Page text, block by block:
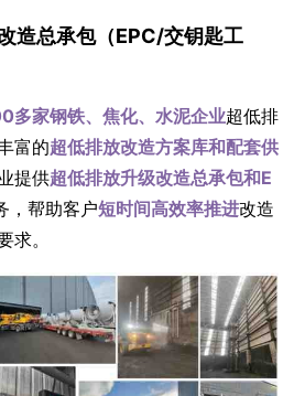
造总承包（EPC/交钥匙工
多家钢铁、焦化、水泥企业超低排
富的超低排放改造方案库和配套供
提供超低排放升级改造总承包和E
，帮助客户短时间高效率推进改造
求。